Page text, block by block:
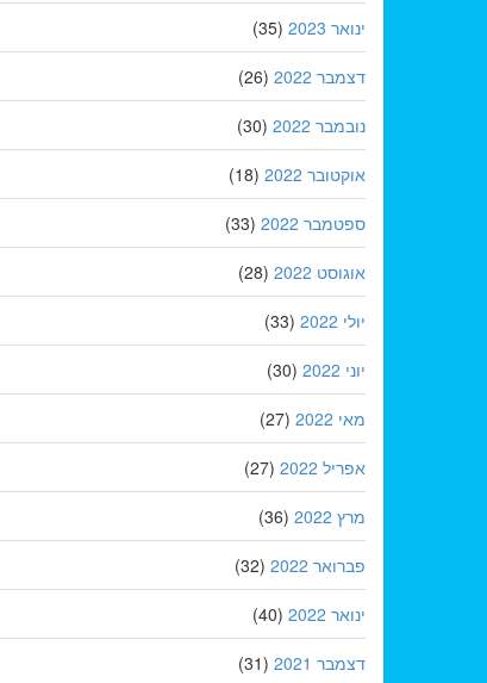
ינואר 2023 (35)
דצמבר 2022 (26)
נובמבר 2022 (30)
אוקטובר 2022 (18)
ספטמבר 2022 (33)
אוגוסט 2022 (28)
יולי 2022 (33)
יוני 2022 (30)
מאי 2022 (27)
אפריל 2022 (27)
מרץ 2022 (36)
פברואר 2022 (32)
ינואר 2022 (40)
דצמבר 2021 (31)